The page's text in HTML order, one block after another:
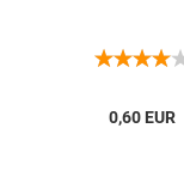
0,60 EUR